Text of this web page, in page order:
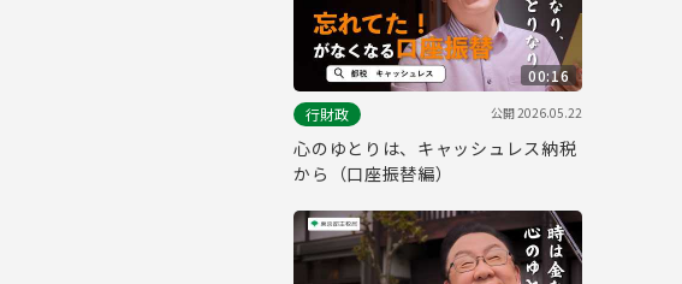
00:16
行財政
公開2026.05.22
心のゆとりは、キャッシュレス納税
から（口座振替編）